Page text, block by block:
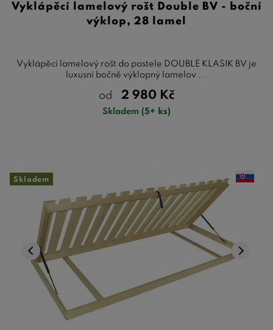
Vyklápěcí lamelový rošt Double BV - boční
výklop, 28 lamel
Vyklápěcí lamelový rošt do postele DOUBLE KLASIK BV je
luxusní bočně výklopný lamelov ...
od 2 980 Kč
Skladem (5+ ks)
Skladem